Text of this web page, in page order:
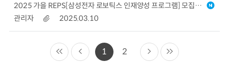
2025 가을 REPS[삼성전자 로보틱스 인재양성 프로그램] 모집 설명회 개최 안내 (2025.03.19, 16:00)
관리자
2025.03.10
1 2